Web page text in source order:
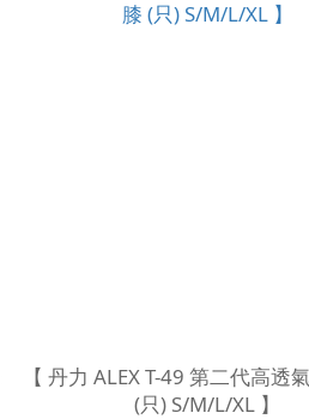
【 丹力 ALEX T-49 第二代高透
(只) S/M/L/XL 】